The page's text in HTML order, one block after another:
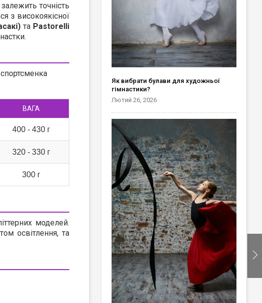
точність
з високоякісної
та Pastorelli
ВАГА
400 - 430 г
320 - 330 г
300 г
моделей.
освітлення, та
Як вибрати булави для художньої
гімнастики?
Лютий 26, 2026